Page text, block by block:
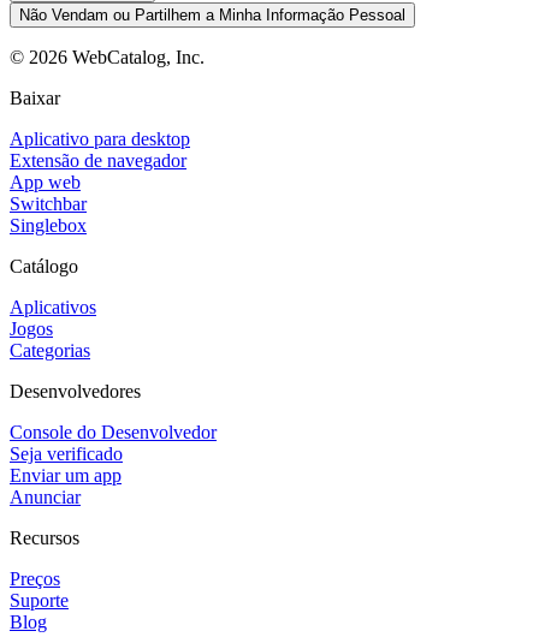
Não Vendam ou Partilhem a Minha Informação Pessoal
© 2026 WebCatalog, Inc.
Baixar
Aplicativo para desktop
Extensão de navegador
App web
Switchbar
Singlebox
Catálogo
Aplicativos
Jogos
Categorias
Desenvolvedores
Console do Desenvolvedor
Seja verificado
Enviar um app
Anunciar
Recursos
Preços
Suporte
Blog